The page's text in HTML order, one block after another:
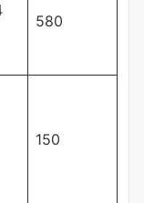
580
150